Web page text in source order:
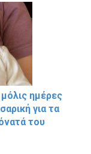
ημέρες
για τα
του